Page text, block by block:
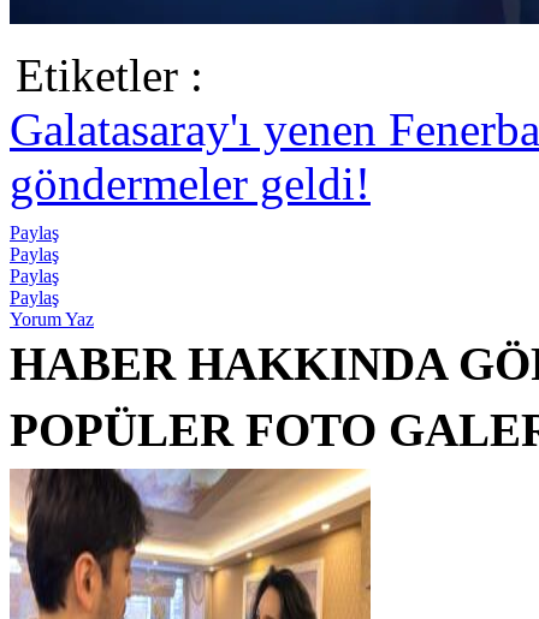
Etiketler :
Galatasaray'ı yenen
göndermeler geldi!
Paylaş
Paylaş
Paylaş
Paylaş
Yorum Yaz
HABER HAKKINDA
POPÜLER FOTO